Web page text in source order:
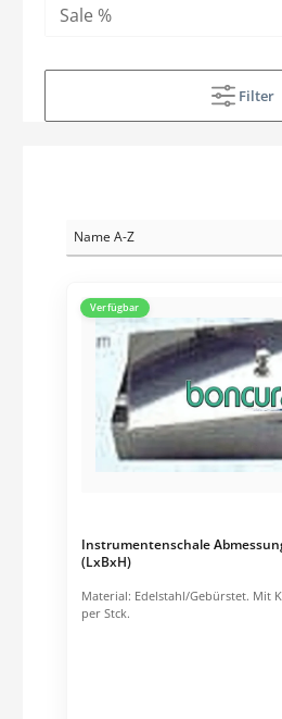
Sale %
Filter
Verfügbar
Instrumentenschale
(LxBxH)
Material: Edelstahl/Gebürstet. Mit Knopfüberfalldeckel. Preis
per Stck.